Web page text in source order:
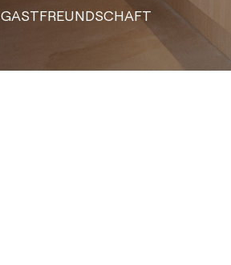
GASTFREUNDSCHAFT